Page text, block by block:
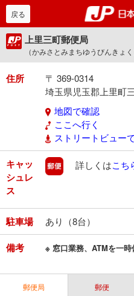
戻る
上里三町郵便局
（かみさとみまちゆうびんきょく
住所
〒 369-0314
埼玉県児玉郡上里町
地図で確認
ここへ行く
ストリートビュー
キャッ
シュレ
ス
郵便
詳しくはこち
駐車場 あり（8台）
備考 ※ 窓口業務、ATMを一時
郵便局 郵便